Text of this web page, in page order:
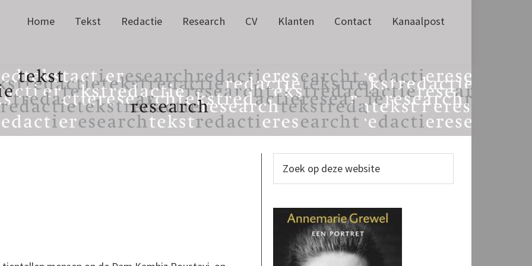
Home Tekst Redactie Research CV Klanten Contact Kanaalpost
Primaire
Sidebar
op